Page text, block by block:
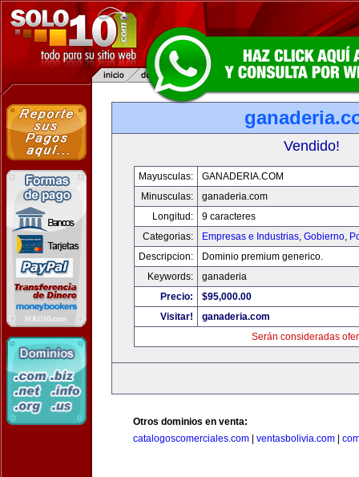
Vendido!
Mayusculas:
GANADERIA.COM
Minusculas:
ganaderia.com
Longitud:
9 caracteres
Categorias:
Empresas e Industrias, Gobierno,
Descripcion:
Dominio premium generico.
Keywords:
ganaderia
Precio:
$95,000.00
Visitar!
ganaderia.com
Serán consideradas
Otros dominios en venta:
catalogoscomerciales.com
ventasbolivia.com